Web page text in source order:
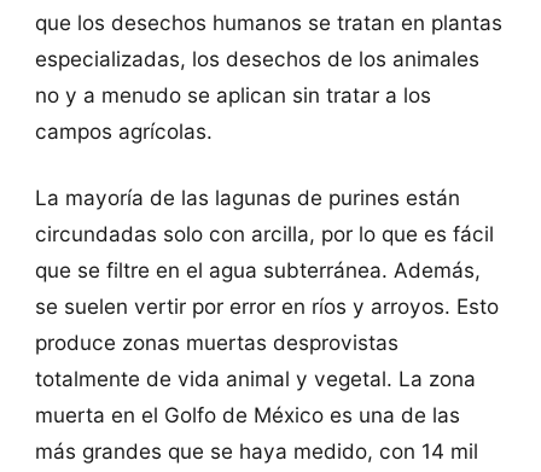
que los desechos humanos se tratan en plantas
especializadas, los desechos de los animales
no y a menudo se aplican sin tratar a los
campos agrícolas.
La mayoría de las lagunas de purines están
circundadas solo con arcilla, por lo que es fácil
que se filtre en el agua subterránea. Además,
se suelen vertir por error en ríos y arroyos. Esto
produce zonas muertas desprovistas
totalmente de vida animal y vegetal. La zona
muerta en el Golfo de México es una de las
más grandes que se haya medido, con 14 mil